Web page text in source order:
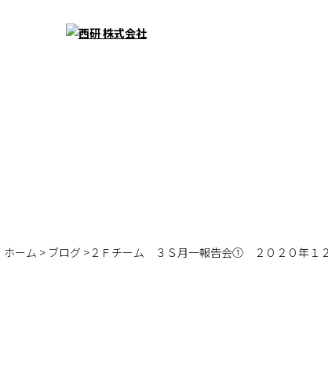
ホーム > ブログ >２Ｆチーム ３Ｓ月一報告会① ２０２０年